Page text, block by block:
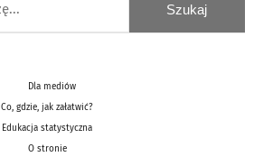
Dla mediów
Co, gdzie, jak załatwić?
Edukacja statystyczna
O stronie